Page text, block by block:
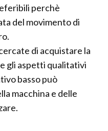
perchè
del movimento di
di acquistare la
gli aspetti qualitativi
basso può
macchina e delle